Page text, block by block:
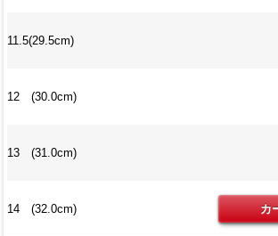
11.5(29.5cm)
12 (30.0cm)
13 (31.0cm)
14 (32.0cm)